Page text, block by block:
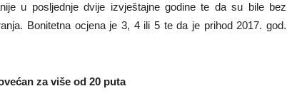
u posljednje dvije izvještajne godine te da su bile bez
Bonitetna ocjena je 3, 4 ili 5 te da je prihod 2017. god.
za više od 20 puta